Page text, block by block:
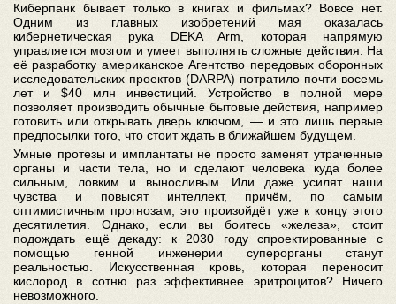
Киберпанк бывает только в книгах и фильмах? Вовсе нет.
Одним из главных изобретений мая оказалась
кибернетическая рука DEKA Arm, которая напрямую
управляется мозгом и умеет выполнять сложные действия. На
её разработку американское Агентство передовых оборонных
исследовательских проектов (DARPA) потратило почти восемь
лет и $40 млн инвестиций. Устройство в полной мере
позволяет производить обычные бытовые действия, например
готовить или открывать дверь ключом, — и это лишь первые
предпосылки того, что стоит ждать в ближайшем будущем.
Умные протезы и имплантаты не просто заменят утраченные
органы и части тела, но и сделают человека куда более
сильным, ловким и выносливым. Или даже усилят наши
чувства и повысят интеллект, причём, по самым
оптимистичным прогнозам, это произойдёт уже к концу этого
десятилетия. Однако, если вы боитесь «железа», стоит
подождать ещё декаду: к 2030 году спроектированные с
помощью генной инженерии суперорганы станут
реальностью. Искусственная кровь, которая переносит
кислород в сотню раз эффективнее эритроцитов? Ничего
невозможного.